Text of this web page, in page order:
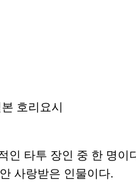
인 타투 장인 중 한 명
사랑받은 인물이다.